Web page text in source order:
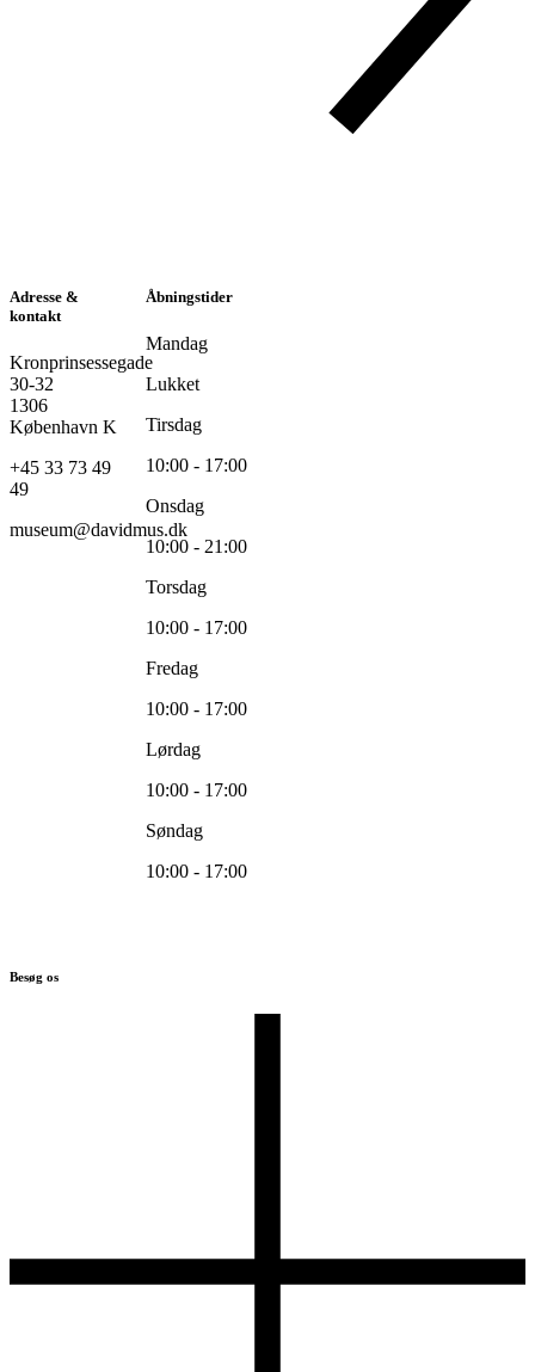
Adresse &
kontakt
Kronprinsessegade
30-32
1306
København K
+45 33 73 49
49
museum@davidmus.dk
Åbningstider
Mandag
Lukket
Tirsdag
10:00 - 17:00
Onsdag
10:00 - 21:00
Torsdag
10:00 - 17:00
Fredag
10:00 - 17:00
Lørdag
10:00 - 17:00
Søndag
10:00 - 17:00
Besøg os